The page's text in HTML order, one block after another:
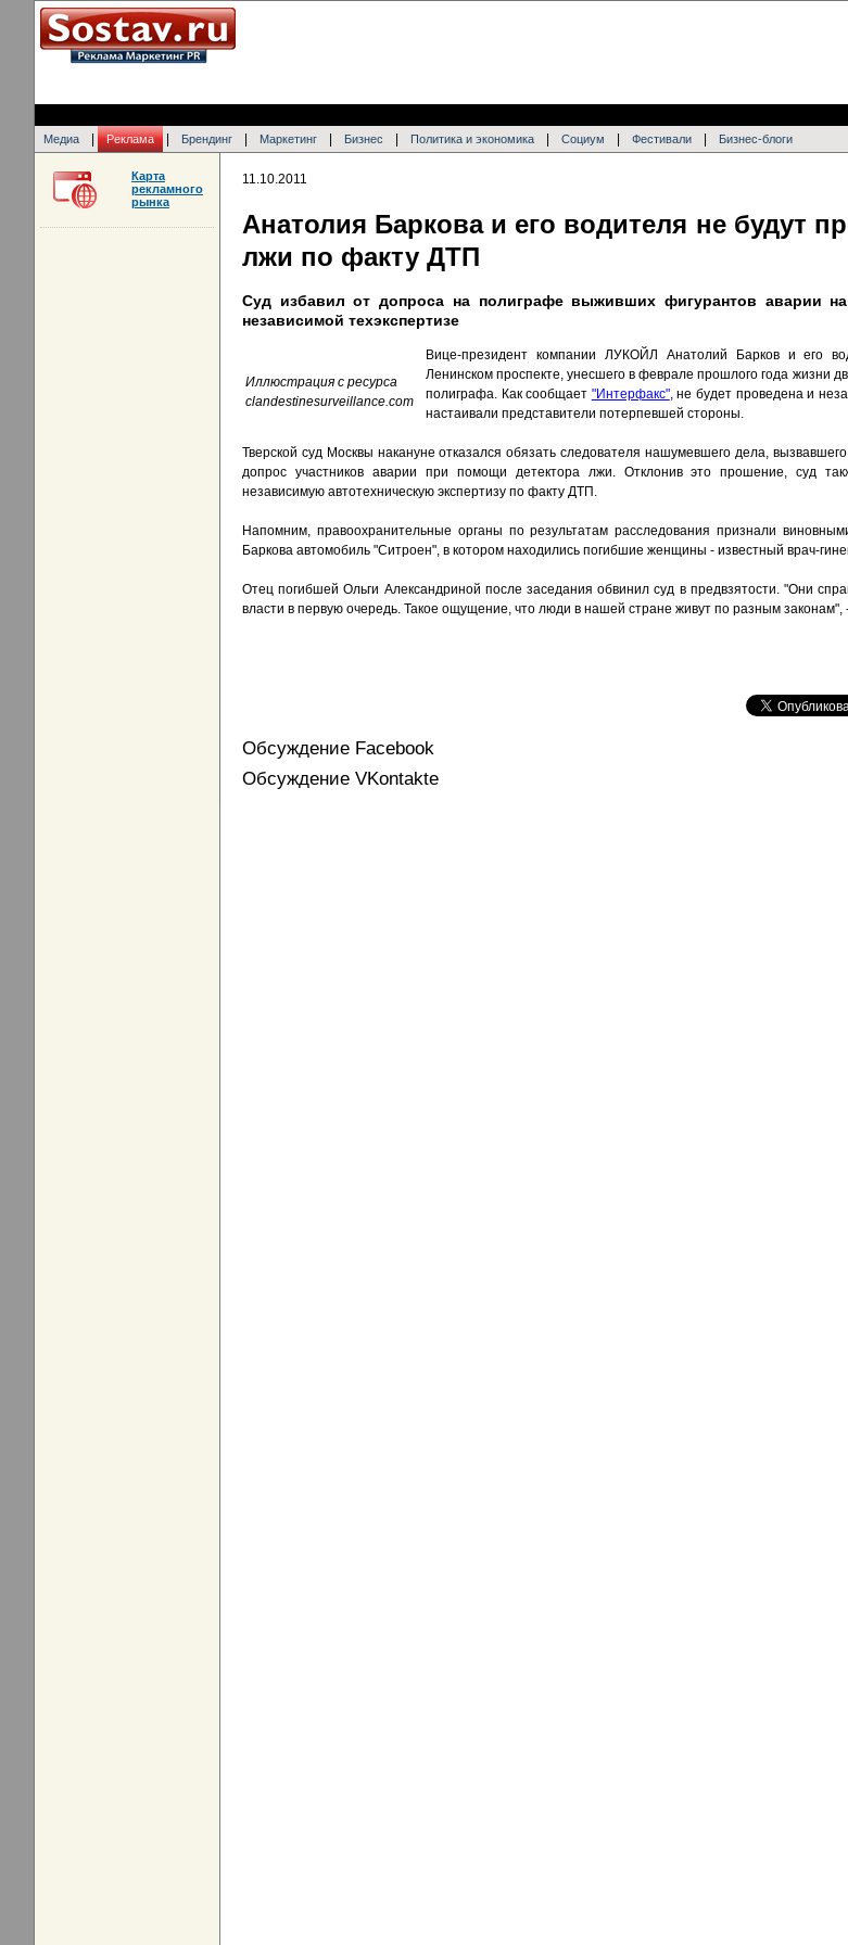
Медиа Реклама Брендинг Маркетинг Бизнес Политика и экономика Социум Фестивали Бизнес-блоги
11.10.2011
Анатолия Баркова и его водителя не будут
лжи по факту ДТП
Суд избавил от допроса на полиграфе выживших фигурантов аварии
независимой техэкспертизе
Иллюстрация с ресурса
clandestinesurveillance.com
Вице-президент компании ЛУКОЙЛ Анатолий Барков и его
Ленинском проспекте, унесшего в феврале прошлого года жизни
полиграфа. Как сообщает "Интерфакс", не будет проведена и
настаивали представители потерпевшей стороны.
Тверской суд Москвы накануне отказался обязать следователя нашумевшего дела,
допрос участников аварии при помощи детектора лжи. Отклонив это прошение, суд
независимую автотехническую экспертизу по факту ДТП.
Напомним, правоохранительные органы по результатам расследования признали
Баркова автомобиль "Ситроен", в котором находились погибшие женщины - известный врач-
Отец погибшей Ольги Александриной после заседания обвинил суд в предвзятости. "Они
власти в первую очередь. Такое ощущение, что люди в нашей стране живут по разным законам",
Обсуждение Facebook
Обсуждение VKontakte
Карта
рекламного
рынка